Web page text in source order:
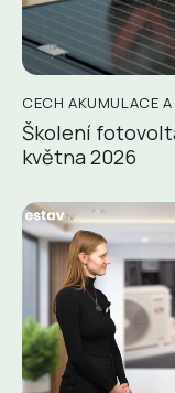
CECH AKUMULACE
Školení
května 2026